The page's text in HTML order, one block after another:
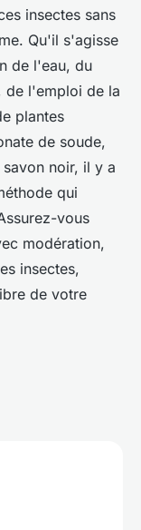
insectes sans
Qu'il s'agisse
de l'eau, du
de l'emploi de la
plantes
de soude,
noir, il y a
qui
vous
modération,
insectes,
de votre